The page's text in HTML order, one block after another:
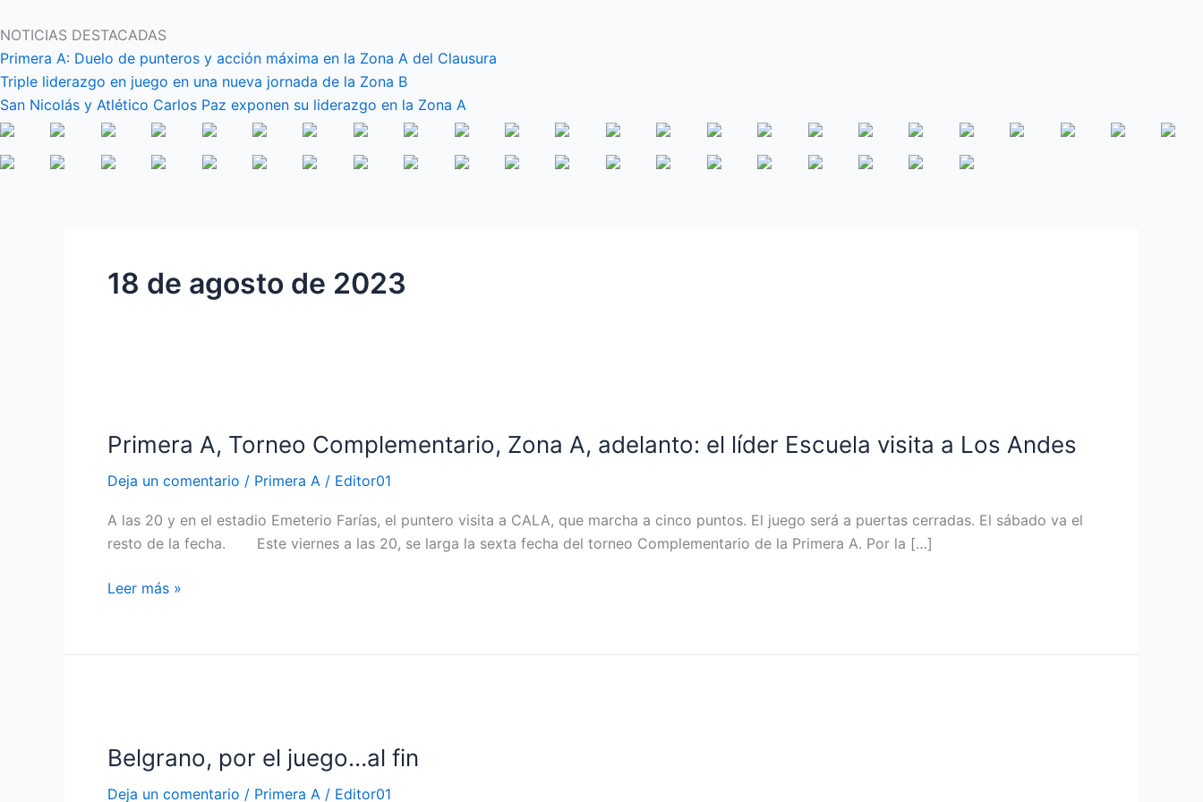
al
contenido
NOTICIAS DESTACADAS
Primera A: Duelo de punteros y acción máxima en la Zona A del Clausura
Triple liderazgo en juego en una nueva jornada de la Zona B
San Nicolás y Atlético Carlos Paz exponen su liderazgo en la Zona A
18 de agosto de 2023
Primera A, Torneo Complementario, Zona A, adelanto: el líder Escuela visita a Los Andes
Deja un comentario / Primera A / Editor01
A las 20 y en el estadio Emeterio Farías, el puntero visita a CALA, que marcha a cinco puntos. El juego será a puertas cerradas. El sábado va el
resto de la fecha. Este viernes a las 20, se larga la sexta fecha del torneo Complementario de la Primera A. Por la […]
Torneo
Zona
A,
adelanto:
líder
a
Leer más »
Belgrano, por el juego…al fin
Deja un comentario / Primera A / Editor01
el